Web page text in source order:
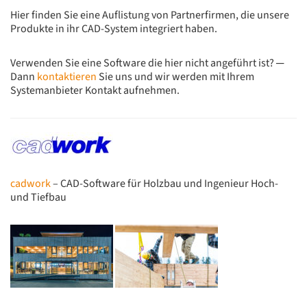
Hier finden Sie eine Auflistung von Partnerfirmen, die unsere
Produkte in ihr CAD-System integriert haben.
Verwenden Sie eine Software die hier nicht angeführt ist? ─
Dann kontaktieren Sie uns und wir werden mit Ihrem
Systemanbieter Kontakt aufnehmen.
cadwork– CAD-Software für Holzbau und Ingenieur Hoch-
und Tiefbau